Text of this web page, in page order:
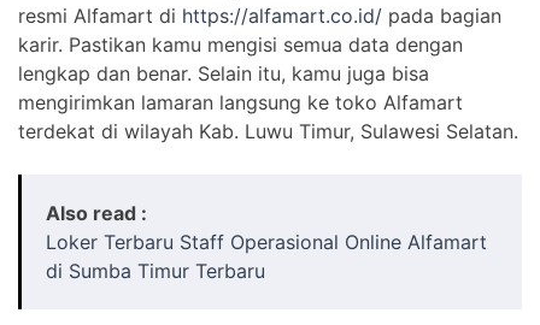
resmi Alfamart di https://alfamart.co.id/ pada bagian
karir. Pastikan kamu mengisi semua data dengan
lengkap dan benar. Selain itu, kamu juga bisa
mengirimkan lamaran langsung ke toko Alfamart
terdekat di wilayah Kab. Luwu Timur, Sulawesi Selatan.
Also read :
Loker Terbaru Staff Operasional Online Alfamart
di Sumba Timur Terbaru